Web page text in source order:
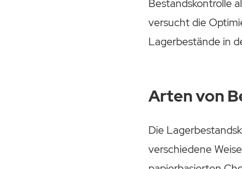
Bestandskontrolle
versucht die
Lagerbestände in
Arten von
Die
verschiedene